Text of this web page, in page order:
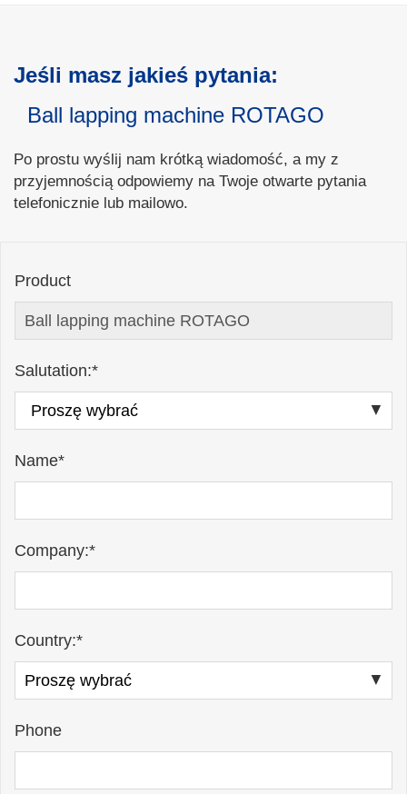
Jeśli masz jakieś pytania:
Ball lapping machine ROTAGO
Po prostu wyślij nam krótką wiadomość, a my z
przyjemnością odpowiemy na Twoje otwarte pytania
telefonicznie lub mailowo.
Product
Salutation:*
Name*
Company:*
Country:*
Phone